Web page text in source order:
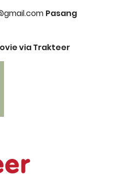
Pasang
via Trakteer